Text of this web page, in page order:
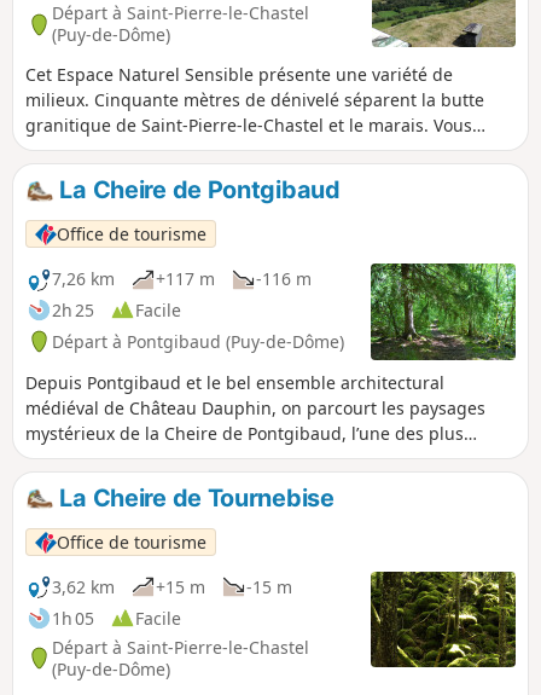
Départ à Saint-Pierre-le-Chastel
(Puy-de-Dôme)
Cet Espace Naturel Sensible présente une variété de
milieux. Cinquante mètres de dénivelé séparent la butte
granitique de Saint-Pierre-le-Chastel et le marais. Vous
pourrez découvrir une faune et une flore incomparables.
Prenez le temps d'observer et d'en apprendre davantage au
gré des panneaux d'interprétation installés sur ce sentier.
La Cheire de Pontgibaud
Office de tourisme
7,26 km
+117 m
-116 m
2h 25
Facile
Départ à Pontgibaud (Puy-de-Dôme)
Depuis Pontgibaud et le bel ensemble architectural
médiéval de Château Dauphin, on parcourt les paysages
mystérieux de la Cheire de Pontgibaud, l’une des plus
belles coulées de lave de la chaîne des Puys.
La Cheire de Tournebise
Office de tourisme
3,62 km
+15 m
-15 m
1h 05
Facile
Départ à Saint-Pierre-le-Chastel
(Puy-de-Dôme)